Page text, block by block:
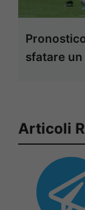
sfatare
Articoli